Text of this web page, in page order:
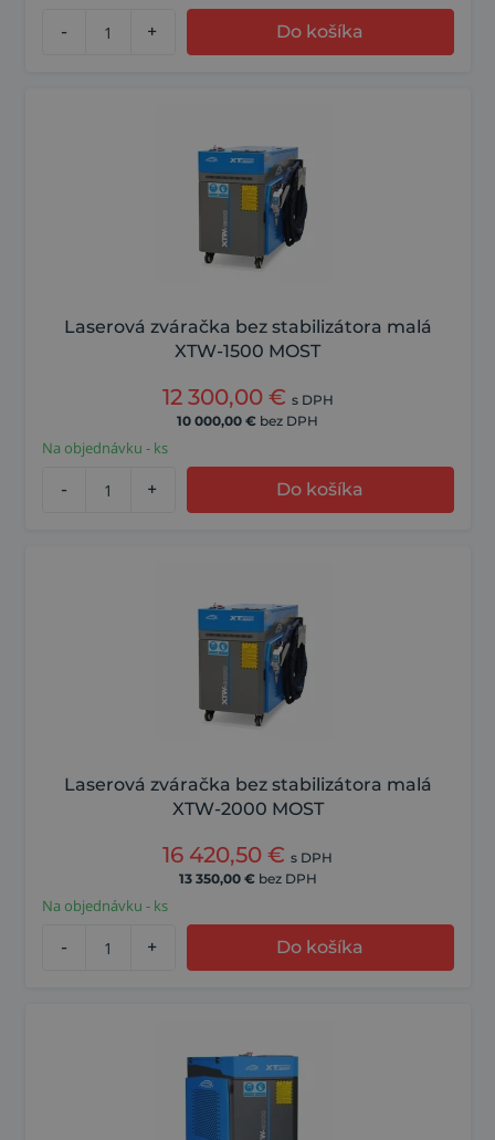
- + Do košíka
Laserová zváračka bez stabilizátora malá
XTW-1500 MOST
12 300,00 € s DPH
10 000,00 € bez DPH
Na objednávku - ks
- + Do košíka
Laserová zváračka bez stabilizátora malá
XTW-2000 MOST
16 420,50 € s DPH
13 350,00 € bez DPH
Na objednávku - ks
- + Do košíka